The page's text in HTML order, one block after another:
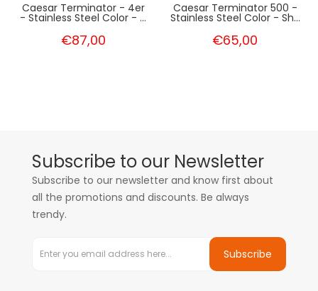
Caesar Terminator - 4er
- Stainless Steel Color - ...
€87,00
Caesar Terminator 500 -
Stainless Steel Color - Sh...
€65,00
Subscribe to our Newsletter
Subscribe to our newsletter and know first about
all the promotions and discounts. Be always
trendy.
Subscribe